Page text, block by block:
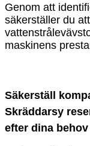
Genom att
säkerställer du
maskinens
Säkerställ
Skräddarsy
efter dina behov